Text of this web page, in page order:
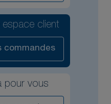
client
commandes
pour vous